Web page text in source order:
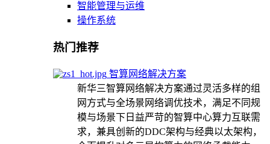
智能管理与运维
操作系统
热门推荐
智算网络解决方案
新华三智算网络解决方案通过灵活多样的组
网方式与全场景网络调优技术，满足不同规
模与场景下日益严苛的智算中心算力互联需
求，兼具创新的DDC架构与经典以太架构，